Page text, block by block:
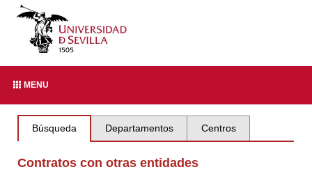
MENU
Búsqueda Departamentos Centros
Contratos con otras entidades